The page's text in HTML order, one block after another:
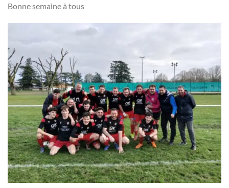
Bonne semaine à tous